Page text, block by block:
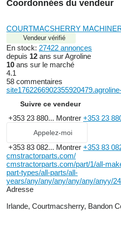
Coordonnées du vendeur
COURTMACSHERRY
Vendeur vérifié
En stock: 27422 annonces
depuis 12 ans sur Agroline
10 ans sur le marché
4.1
58 commentaires
Suivre ce vendeur
+353 23 880... Montrer +353 23
Appelez-moi
+353 83 082... Montrer +353 83
cmstractorparts.com/
cmstractorparts.com/part/1/all-
part-types/all-parts/all-
years/any/any/any/any/any/anyy/
Adresse
Irlande, Courtmacsherry, Bandon